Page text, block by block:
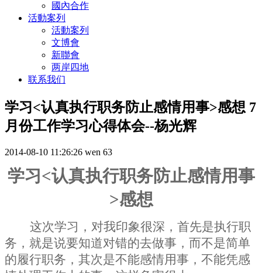
國內合作
活動案列
活動案列
文博會
新聯會
两岸四地
联系我们
学习<认真执行职务防止感情用事>感想 7
月份工作学习心得体会--杨光辉
2014-08-10 11:26:26 wen 63
学习 <认真执行职务防止感情用事
>感想
这次学习，对我印象很深，首先是执行职
务，就是说要知道对错的去做事，而不是简单
的履行职务，其次是不能感情用事，不能凭感